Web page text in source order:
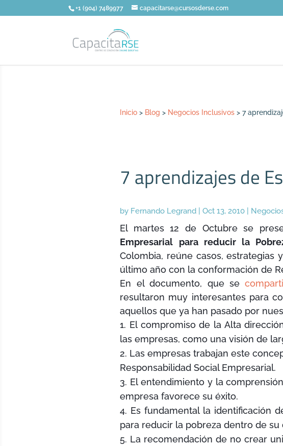
+1 (904) 7489977 capacitarse@cursosderse.com
Inicio > Blog > Negocios Inclusivos >7
7 aprendizajes de
by Fernando Legrand |Oct 13, 2010
El martes 12 de Octubre se
Empresarial para reducir la
Colombia, reúne casos,
último año con la conformación de
En el documento, que se
resultaron muy interesantes para
aquellos que ya han pasado por
El compromiso de la Alta
las empresas, como una visión de
Las empresas trabajan este
Responsabilidad Social Empresarial.
El entendimiento y la
empresa favorece su éxito.
Es fundamental la identificación
para reducir la pobreza dentro de su
La recomendación de no crear